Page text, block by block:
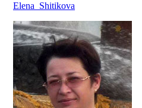
Elena_Shitikova